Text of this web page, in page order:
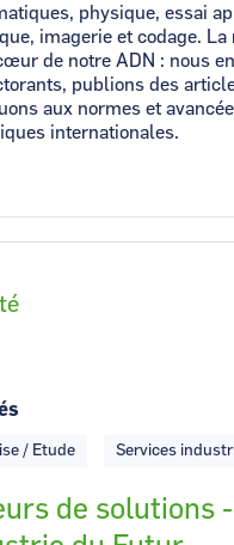
physique, essai
imagerie et codage. La
de notre ADN : nous
publions des
aux normes et
internationales.
/ Etude Services
de solutions -